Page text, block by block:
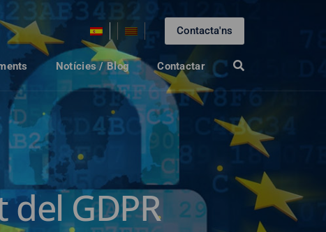
Contacta'ns
Notícies / Blog Contactar
GDPR